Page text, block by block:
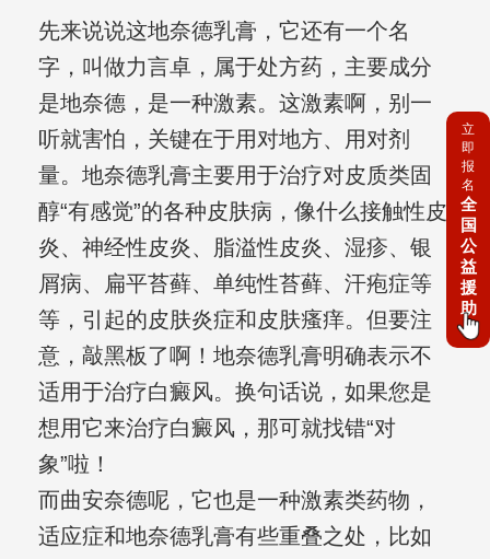
先来说说这地奈德乳膏，它还有一个名
字，叫做力言卓，属于处方药，主要成分
是地奈德，是一种激素。这激素啊，别一
听就害怕，关键在于用对地方、用对剂
量。地奈德乳膏主要用于治疗对皮质类固
醇“有感觉”的各种皮肤病，像什么接触性皮
炎、神经性皮炎、脂溢性皮炎、湿疹、银
屑病、扁平苔藓、单纯性苔藓、汗疱症等
等，引起的皮肤炎症和皮肤瘙痒。但要注
意，敲黑板了啊！地奈德乳膏明确表示不
适用于治疗白癜风。换句话说，如果您是
想用它来治疗白癜风，那可就找错“对
象”啦！
而曲安奈德呢，它也是一种激素类药物，
适应症和地奈德乳膏有些重叠之处，比如
立
即
报
名
全
国
公
益
援
助